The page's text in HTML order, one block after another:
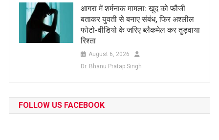
आगरा में शर्मनाक मामला: खुद को फौजी
बताकर युवती से बनाए संबंध, फिर अश्लील
फोटो-वीडियो के जरिए ब्लैकमेल कर तुड़वाया
रिश्ता
August 6, 2026
Dr. Bhanu Pratap Singh
FOLLOW US FACEBOOK